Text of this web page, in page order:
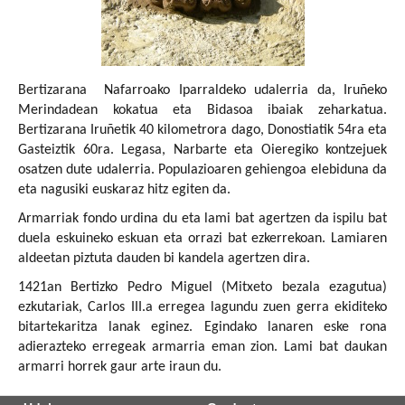
Bertizarana Nafarroako Iparraldeko udalerria da, Iruñeko
Merindadean kokatua eta Bidasoa ibaiak zeharkatua.
Bertizarana Iruñetik 40 kilometrora dago, Donostiatik 54ra eta
Gasteiztik 60ra. Legasa, Narbarte eta Oieregiko kontzejuek
osatzen dute udalerria. Populazioaren gehiengoa elebiduna da
eta nagusiki euskaraz hitz egiten da.
Armarriak fondo urdina du eta lami bat agertzen da ispilu bat
duela eskuineko eskuan eta orrazi bat ezkerrekoan. Lamiaren
aldeetan piztuta dauden bi kandela agertzen dira.
1421an Bertizko Pedro Miguel (Mitxeto bezala ezagutua)
ezkutariak, Carlos III.a erregea lagundu zuen gerra ekiditeko
bitartekaritza lanak eginez. Egindako lanaren eske rona
adierazteko erregeak armarria eman zion. Lami bat daukan
armarri horrek gaur arte iraun du.